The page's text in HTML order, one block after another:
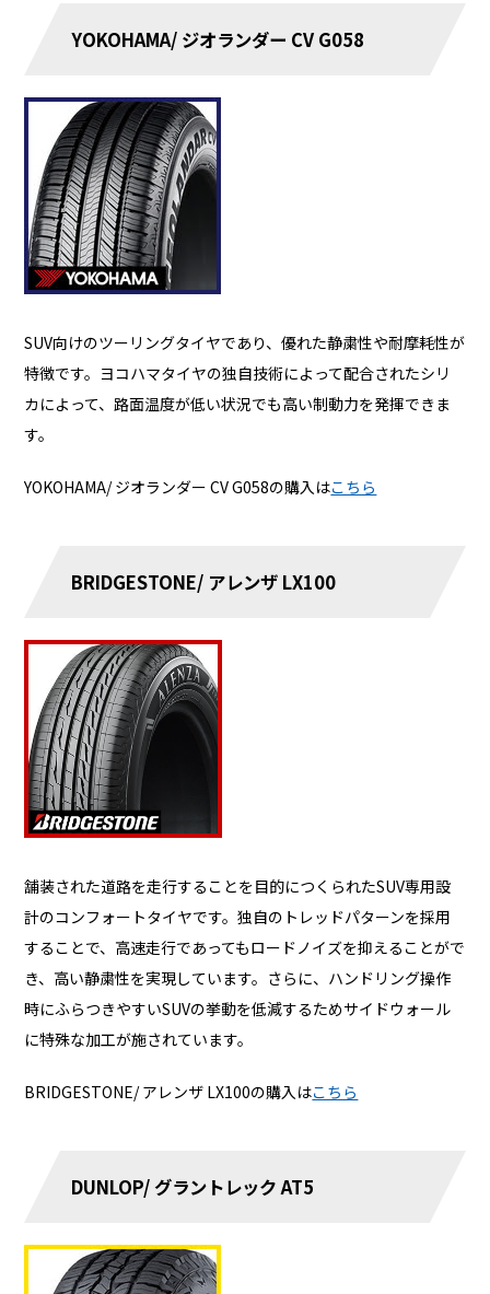
YOKOHAMA/ ジオランダー CV G058
SUV向けのツーリングタイヤであり、優れた静粛性や耐摩耗性が
特徴です。ヨコハマタイヤの独自技術によって配合されたシリ
カによって、路面温度が低い状況でも高い制動力を発揮できま
す。
YOKOHAMA/ ジオランダー CV G058の購入はこちら
BRIDGESTONE/ アレンザ LX100
舗装された道路を走行することを目的につくられたSUV専用設
計のコンフォートタイヤです。独自のトレッドパターンを採用
することで、高速走行であってもロードノイズを抑えることがで
き、高い静粛性を実現しています。さらに、ハンドリング操作
時にふらつきやすいSUVの挙動を低減するためサイドウォール
に特殊な加工が施されています。
BRIDGESTONE/ アレンザ LX100の購入はこちら
DUNLOP/ グラントレック AT5